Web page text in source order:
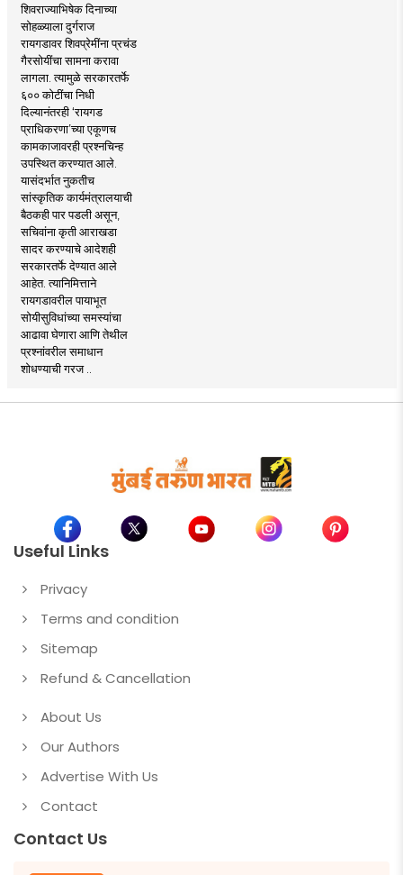
शिवराज्याभिषेक दिनाच्या
सोहळ्याला दुर्गराज
रायगडावर शिवप्रेमींना प्रचंड
गैरसोयींचा सामना करावा
लागला. त्यामुळे सरकारतर्फे
६०० कोटींचा निधी
दिल्यानंतरही ‘रायगड
प्राधिकरणा’च्या एकूणच
कामकाजावरही प्रश्नचिन्ह
उपस्थित करण्यात आले.
यासंदर्भात नुकतीच
सांस्कृतिक कार्यमंत्रालयाची
बैठकही पार पडली असून,
सचिवांना कृती आराखडा
सादर करण्याचे आदेशही
सरकारतर्फे देण्यात आले
आहेत. त्यानिमित्ताने
रायगडावरील पायाभूत
सोयीसुविधांच्या समस्यांचा
आढावा घेणारा आणि तेथील
प्रश्नांवरील समाधान
शोधण्याची गरज ..
Useful Links
Privacy
Terms and condition
Sitemap
Refund & Cancellation
About Us
Our Authors
Advertise With Us
Contact
Contact Us